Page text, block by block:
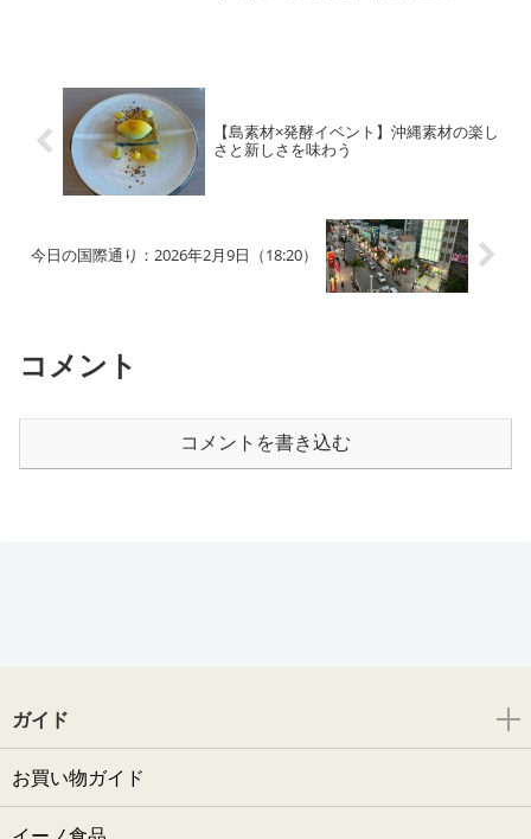
【島素材×発酵イベント】沖縄素材の楽し
さと新しさを味わう
今日の国際通り：2026年2月9日（18:20）
コメント
コメントを書き込む
ガイド
お買い物ガイド